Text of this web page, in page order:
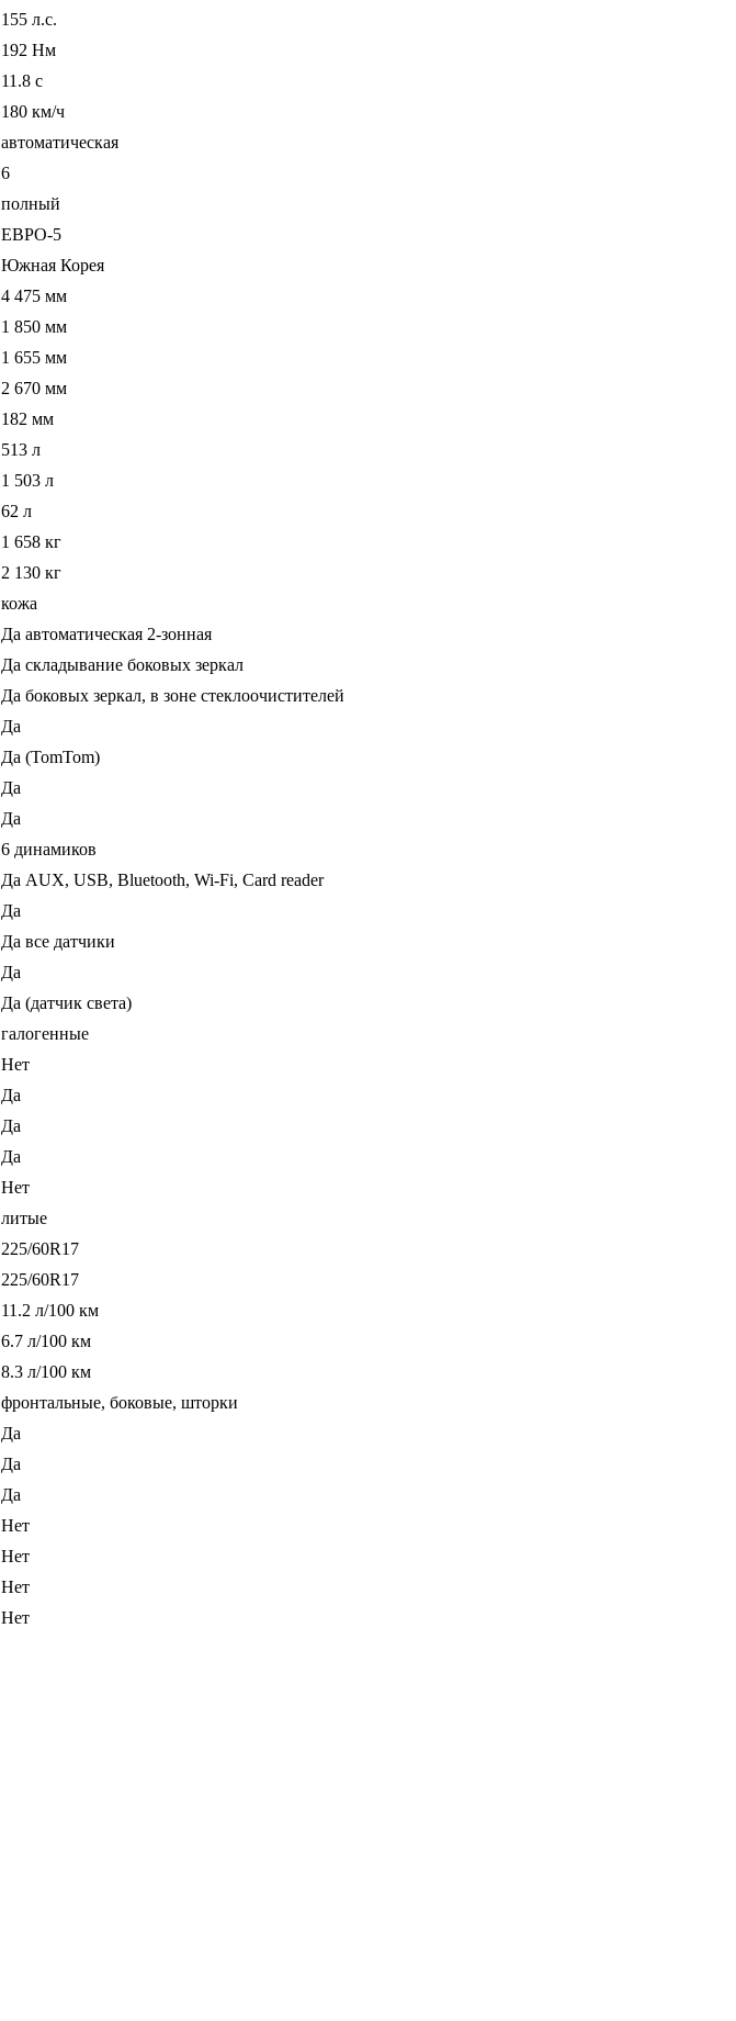
155 л.с.
192 Нм
11.8 c
180 км/ч
автоматическая
6
полный
ЕВРО-5
Южная Корея
4 475 мм
1 850 мм
1 655 мм
2 670 мм
182 мм
513 л
1 503 л
62 л
1 658 кг
2 130 кг
кожа
Да автоматическая 2-зонная
Да складывание боковых зеркал
Да боковых зеркал, в зоне стеклоочистителей
Да
Да (TomTom)
Да
Да
6 динамиков
Да AUX, USB, Bluetooth, Wi-Fi, Card reader
Да
Да все датчики
Да
Да (датчик света)
галогенные
Нет
Да
Да
Да
Нет
литые
225/60R17
225/60R17
11.2 л/100 км
6.7 л/100 км
8.3 л/100 км
фронтальные, боковые, шторки
Да
Да
Да
Нет
Нет
Нет
Нет